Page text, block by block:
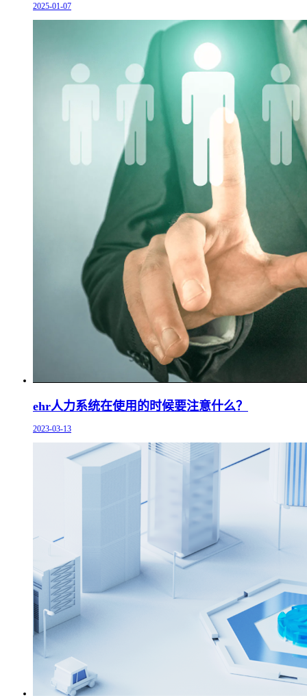
2025-01-07
ehr人力系统在使用的时候要注意什么？
2023-03-13